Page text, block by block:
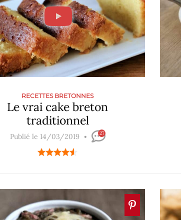
RECETTES BRETONNES
Le vrai cake breton
traditionnel
Publié le 14/03/2019 27